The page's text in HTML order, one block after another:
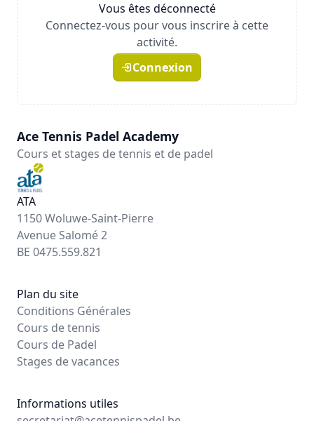
Vous êtes déconnecté
Connectez-vous pour vous inscrire à cette
activité.
Connexion
Ace Tennis Padel Academy
Cours et stages de tennis et de padel
ATA
1150 Woluwe-Saint-Pierre
Avenue Salomé 2
BE 0475.559.821
Plan du site
Conditions Générales
Cours de tennis
Cours de Padel
Stages de vacances
Informations utiles